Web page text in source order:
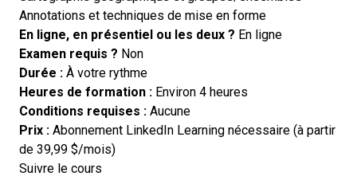
Annotations et techniques de mise en forme
En ligne, en présentiel ou les deux ? En ligne
Examen requis ? Non
Durée : À votre rythme
Heures de formation : Environ 4 heures
Conditions requises : Aucune
Prix : Abonnement LinkedIn Learning nécessaire (à partir
de 39,99 $/mois)
Suivre le cours